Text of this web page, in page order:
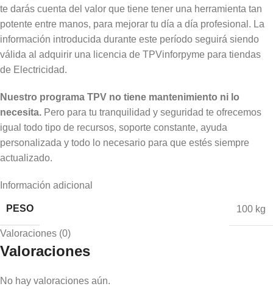
te darás cuenta del valor que tiene tener una herramienta tan
potente entre manos, para mejorar tu día a día profesional. La
información introducida durante este período seguirá siendo
válida al adquirir una licencia de TPVinforpyme para tiendas
de Electricidad.
Nuestro programa TPV no tiene mantenimiento ni lo
necesita. Pero para tu tranquilidad y seguridad te ofrecemos
igual todo tipo de recursos, soporte constante, ayuda
personalizada y todo lo necesario para que estés siempre
actualizado.
Información adicional
PESO 100 kg
Valoraciones (0)
Valoraciones
No hay valoraciones aún.